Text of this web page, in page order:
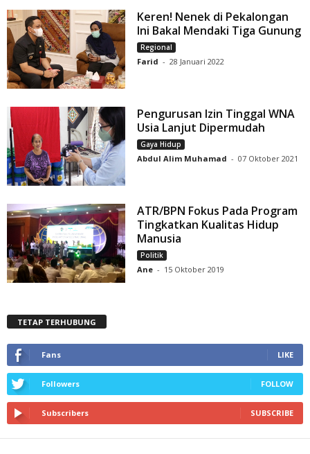
Keren! Nenek di Pekalongan
Ini Bakal Mendaki Tiga Gunung
Regional
Farid - 28 Januari 2022
Pengurusan Izin Tinggal WNA
Usia Lanjut Dipermudah
Gaya Hidup
Abdul Alim Muhamad - 07 Oktober 2021
ATR/BPN Fokus Pada Program
Tingkatkan Kualitas Hidup
Manusia
Politik
Ane - 15 Oktober 2019
TETAP TERHUBUNG
Fans LIKE
Followers FOLLOW
Subscribers SUBSCRIBE